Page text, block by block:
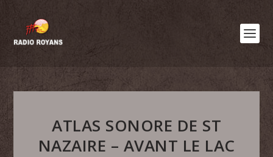
ATLAS SONORE DE ST
NAZAIRE – AVANT LE LAC